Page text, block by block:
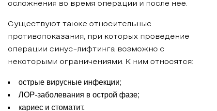
осложнения во время операции и после нее.
Существуют также относительные
противопоказания, при которых проведение
операции синус-лифтинга возможно с
некоторыми ограничениями. К ним относятся:
острые вирусные инфекции;
ЛОР-заболевания в острой фазе;
кариес и стоматит.